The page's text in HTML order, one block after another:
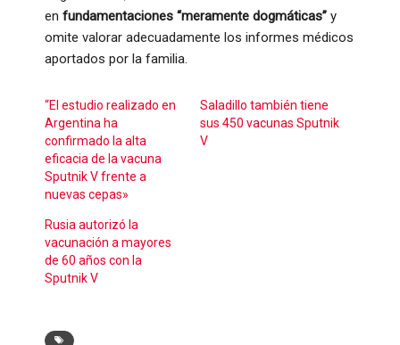
en fundamentaciones “meramente dogmáticas” y
omite valorar adecuadamente los informes médicos
aportados por la familia.
“El estudio realizado en
Argentina ha
confirmado la alta
eficacia de la vacuna
Sputnik V frente a
nuevas cepas»
Saladillo también tiene
sus 450 vacunas Sputnik
V
Rusia autorizó la
vacunación a mayores
de 60 años con la
Sputnik V